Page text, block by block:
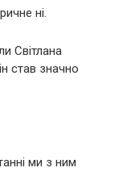
ні.
Світлана
став значно
ми з ним